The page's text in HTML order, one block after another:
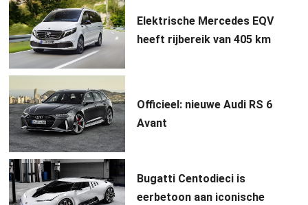
Elektrische Mercedes EQV
heeft rijbereik van 405 km
Officieel: nieuwe Audi RS 6
Avant
Bugatti Centodieci is
eerbetoon aan iconische